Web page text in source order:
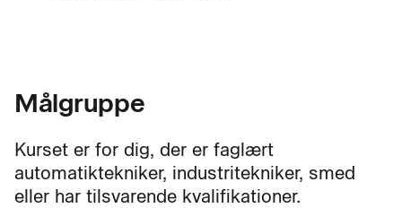
Målgruppe
Kurset er for dig, der er faglært
automatiktekniker, industritekniker, smed
eller har tilsvarende kvalifikationer.